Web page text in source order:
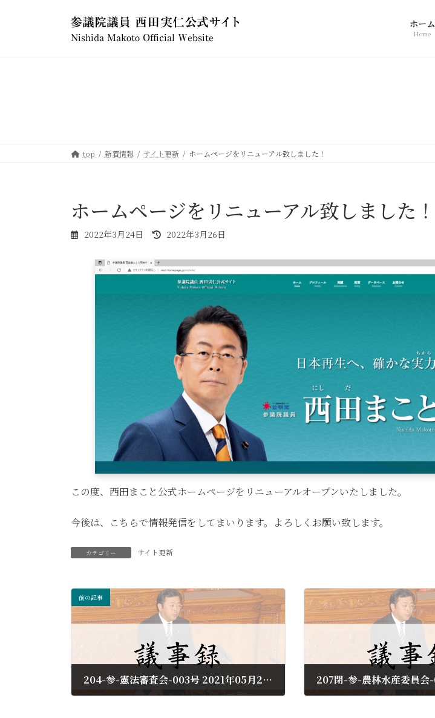
ホーム
Home
top 新着情報 サイト更新 ホームページをリニューアル致しました！
ホームページをリニューアル致しました！
2022年3月24日
最
更
新
2022年3月26日
この度、西田まこと公式ホームページをリニューアルオープンいたしました。
今後は、こちらで情報発信をしてまいります。よろしくお願い致します。
カテゴリー サイト更新
前の記事
204-参-憲法審査会-003号 2021年05月26日